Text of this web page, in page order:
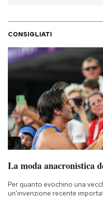
CONSIGLIATI
La moda anacronistica
Per quanto evochino una
un'invenzione recente